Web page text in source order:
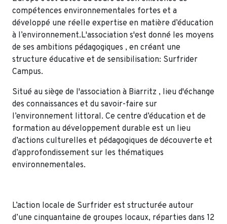
compétences environnementales fortes et a
développé une réelle expertise en matière d’éducation
à l’environnement.L'association s'est donné les moyens
de ses ambitions pédagogiques , en créant une
structure éducative et de sensibilisation: Surfrider
Campus.
Situé au siège de l'association à Biarritz , lieu d'échange
des connaissances et du savoir-faire sur
l’environnement littoral. Ce centre d’éducation et de
formation au développement durable est un lieu
d’actions culturelles et pédagogiques de découverte et
d’approfondissement sur les thématiques
environnementales.
L’action locale de Surfrider est structurée autour
d’une cinquantaine de groupes locaux, réparties dans 12